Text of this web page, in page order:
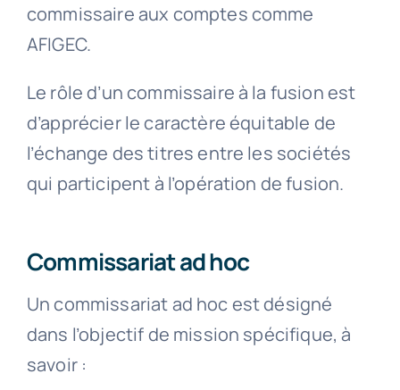
commissaire aux comptes comme
AFIGEC.
Le rôle d’un commissaire à la fusion est
d’apprécier le caractère équitable de
l’échange des titres entre les sociétés
qui participent à l’opération de fusion.
Commissariat ad hoc
Un commissariat ad hoc est désigné
dans l’objectif de mission spécifique, à
savoir :